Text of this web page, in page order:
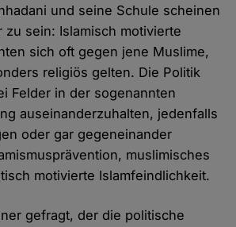
und seine Schule scheinen
zu sein: Islamisch motivierte
sich oft gegen jene Muslime,
religiös gelten. Die Politik
Felder in der sogenannten
auseinanderzuhalten, jedenfalls
oder gar gegeneinander
muslimisches
motivierte Islamfeindlichkeit.
gefragt, der die politische